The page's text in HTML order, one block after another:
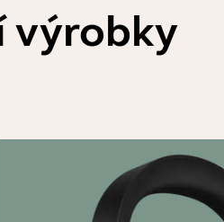
výrobky